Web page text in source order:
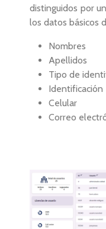
distinguidos por
los datos básicos
Nombres
Apellidos
Tipo de
Identificación
Celular
Correo